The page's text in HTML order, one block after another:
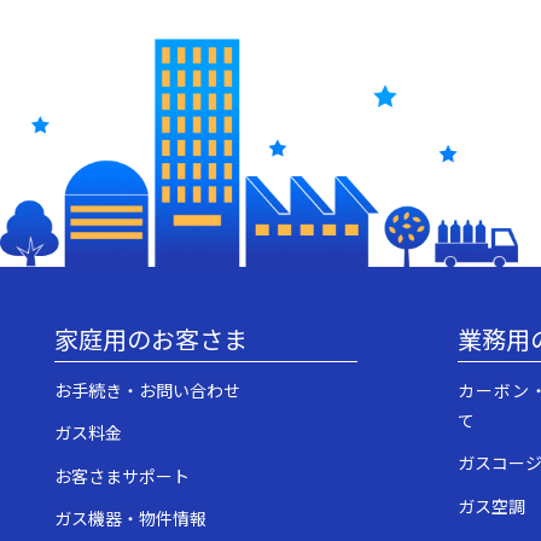
家庭用のお客さま
お手続き・お問い合わせ
ガス料金
お客さまサポート
ガス機器・物件情報
業務用
カーボン
て
ガスコー
ガス空調